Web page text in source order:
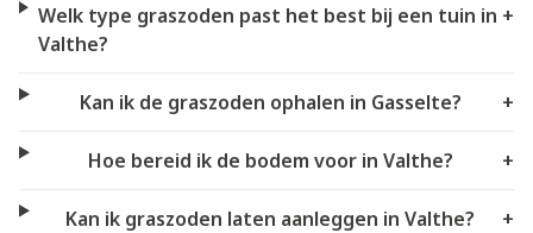
Welk type graszoden past het best bij een tuin in
Valthe?
+
Kan ik de graszoden ophalen in Gasselte? +
Hoe bereid ik de bodem voor in Valthe? +
Kan ik graszoden laten aanleggen in Valthe? +